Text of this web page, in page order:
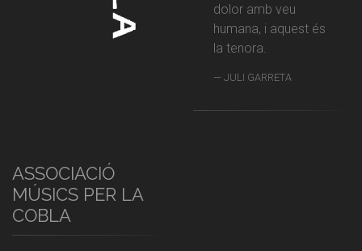
dolor amb veu
humana, i aquest és
la tenora.
JULI GARRETA
ASSOCIACIÓ
MÚSICS PER LA
COBLA